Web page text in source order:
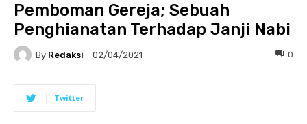
Pemboman Gereja; Sebuah
Penghianatan Terhadap Janji Nabi
By Redaksi 02/04/2021 0
Twitter